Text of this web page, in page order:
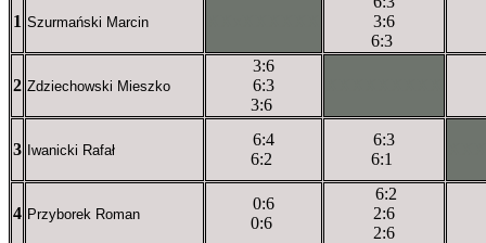
1 Szurmański Marcin
3:6
6:3
2 Zdziechowski Mieszko
3:6
6:3
3:6
3 Iwanicki Rafał
6:4
6:2
6:3
6:1
4 Przyborek Roman
0:6
0:6
6:2
2:6
2:6